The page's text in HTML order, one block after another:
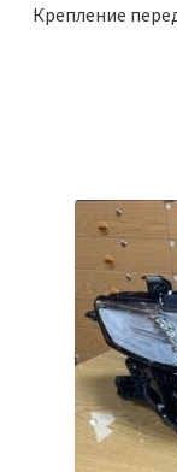
Крепление